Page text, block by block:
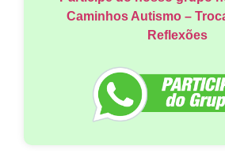
Caminhos Autismo –
Reflexões